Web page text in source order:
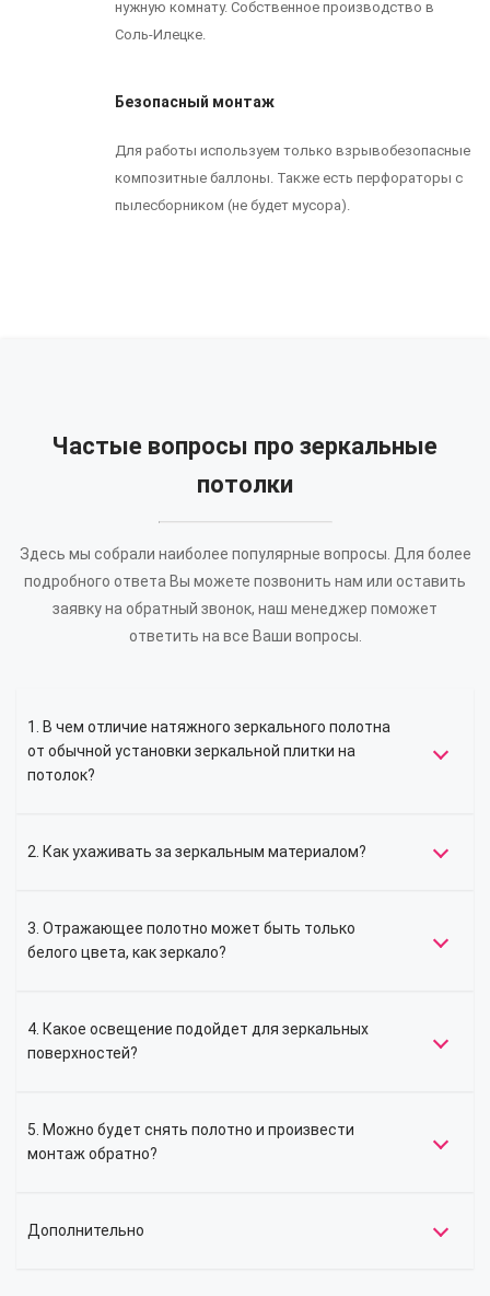
нужную комнату. Собственное производство в
Соль-Илецке.
Безопасный монтаж
Для работы используем только взрывобезопасные
композитные баллоны. Также есть перфораторы с
пылесборником (не будет мусора).
Частые вопросы про зеркальные
потолки
Здесь мы собрали наиболее популярные вопросы. Для более
подробного ответа Вы можете позвонить нам или оставить
заявку на обратный звонок, наш менеджер поможет
ответить на все Ваши вопросы.
1. В чем отличие натяжного зеркального полотна
от обычной установки зеркальной плитки на
потолок?
2. Как ухаживать за зеркальным материалом?
3. Отражающее полотно может быть только
белого цвета, как зеркало?
4. Какое освещение подойдет для зеркальных
поверхностей?
5. Можно будет снять полотно и произвести
монтаж обратно?
Дополнительно